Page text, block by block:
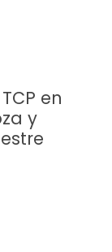
en
y